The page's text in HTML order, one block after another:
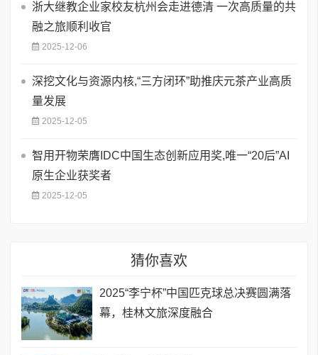
浙大继教企业家校友杭州会走进德清 一次高质量的共
融之旅顺利收官
2025-12-06
深挖文化与资源内核,“三方闭环”助推庆元茶产业高质
量发展
2025-12-05
智用开物荣膺IDC中国生态创新应用奖,唯一“20后”AI
原生企业获奖者
2025-12-05
猜你喜欢
2025“李宁杯”中国匹克球总决赛圆满落
幕，桂林文旅深度融合